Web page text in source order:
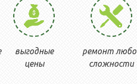
выгодные
цены
ремонт
сложности